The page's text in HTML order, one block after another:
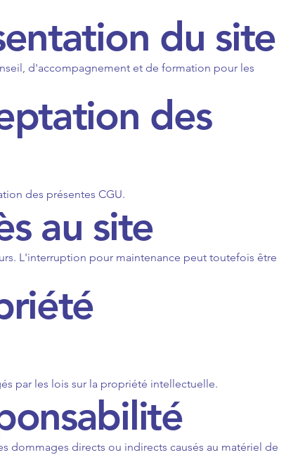
du site
d'accompagnement et de formation pour les
des
des présentes CGU.
au site
L'interruption pour maintenance peut toutefois être
par les lois sur la propriété intellectuelle.
dommages directs ou indirects causés au matériel de